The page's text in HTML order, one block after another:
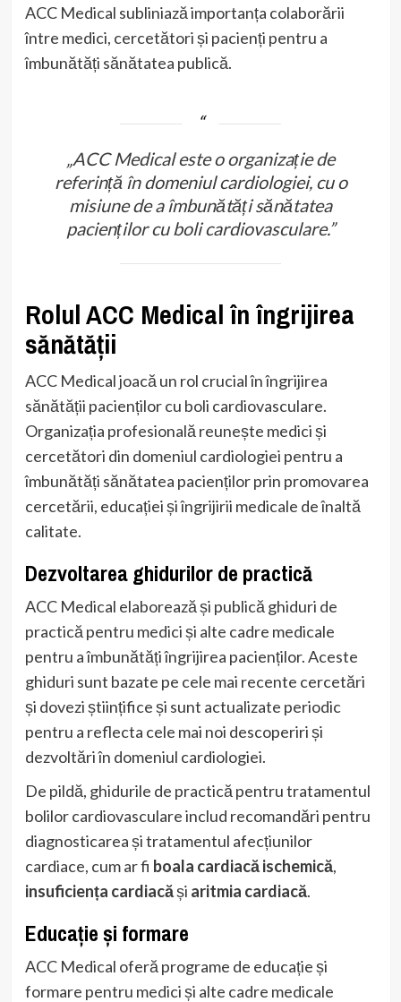
ACC Medical subliniază importanța colaborării
între medici, cercetători și pacienți pentru a
îmbunătăți sănătatea publică.
„ACC Medical este o organizație de
referință în domeniul cardiologiei, cu o
misiune de a îmbunătăți sănătatea
pacienților cu boli cardiovasculare.”
Rolul ACC Medical în îngrijirea
sănătății
ACC Medical joacă un rol crucial în îngrijirea
sănătății pacienților cu boli cardiovasculare.
Organizația profesională reunește medici și
cercetători din domeniul cardiologiei pentru a
îmbunătăți sănătatea pacienților prin promovarea
cercetării, educației și îngrijirii medicale de înaltă
calitate.
Dezvoltarea ghidurilor de practică
ACC Medical elaborează și publică ghiduri de
practică pentru medici și alte cadre medicale
pentru a îmbunătăți îngrijirea pacienților. Aceste
ghiduri sunt bazate pe cele mai recente cercetări
și dovezi științifice și sunt actualizate periodic
pentru a reflecta cele mai noi descoperiri și
dezvoltări în domeniul cardiologiei.
De pildă, ghidurile de practică pentru tratamentul
bolilor cardiovasculare includ recomandări pentru
diagnosticarea și tratamentul afecțiunilor
cardiace, cum ar fi boala cardiacă ischemică,
insuficiența cardiacăși aritmia cardiacă.
Educație și formare
ACC Medical oferă programe de educație și
formare pentru medici și alte cadre medicale